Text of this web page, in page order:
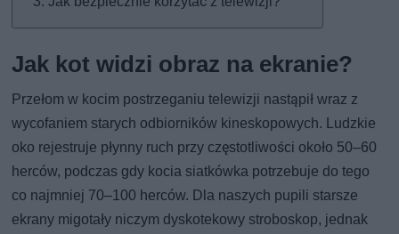
Jak kot widzi obraz na ekranie?
Przełom w kocim postrzeganiu telewizji nastąpił wraz z
wycofaniem starych odbiorników kineskopowych. Ludzkie
oko rejestruje płynny ruch przy częstotliwości około 50–60
herców, podczas gdy kocia siatkówka potrzebuje do tego
co najmniej 70–100 herców. Dla naszych pupili starsze
ekrany migotały niczym dyskotekowy stroboskop, jednak